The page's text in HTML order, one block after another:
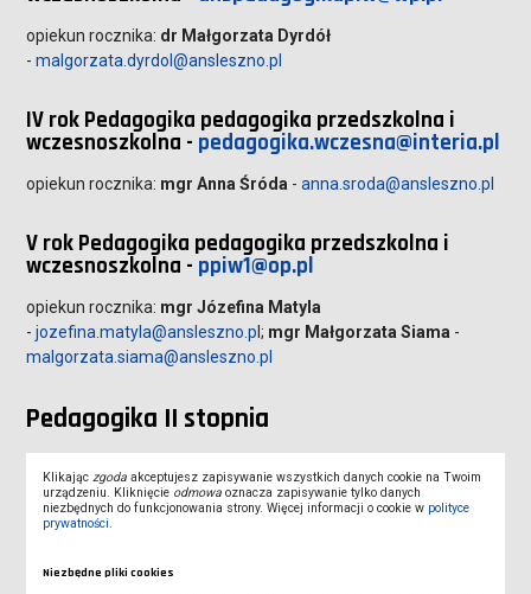
opiekun rocznika: dr Małgorzata Dyrdół
-malgorzata.dyrdol@ansleszno.pl
IV rok Pedagogika pedagogika przedszkolna i
wczesnoszkolna - pedagogika.wczesna@interia.pl
opiekun rocznika: mgr Anna Śróda -anna.sroda@ansleszno.pl
V rok Pedagogika pedagogika przedszkolna i
wczesnoszkolna - ppiw1@op.pl
opiekun rocznika: mgr Józefina Matyla
-jozefina.matyla@ansleszno.p l; mgr Małgorzata Siama -
malgorzata.siama@ansleszno.pl
Pedagogika II stopnia
I rok Pedagogika studia II stopnia
anspedagogika2@wp.pl
anna.mackowiak@ansleszno.pl
Klikając zgoda akceptujesz zapisywanie wszystkich danych cookie na Twoim
urządzeniu. Kliknięcie odmowa oznacza zapisywanie tylko danych
niezbędnych do funkcjonowania strony. Więcej informacji o cookie w polityce
prywatności
Niezbędne pliki cookies